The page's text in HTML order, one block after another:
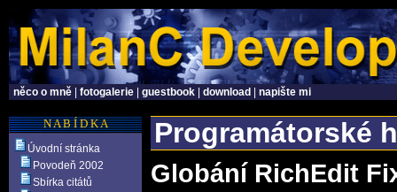
něco o mně fotogalerie guestbook download napište mi
N A B Í D K A
Úvodní stránka
Povodeň 2002
Sbírka citátů
Programátorské
Globání RichEdit